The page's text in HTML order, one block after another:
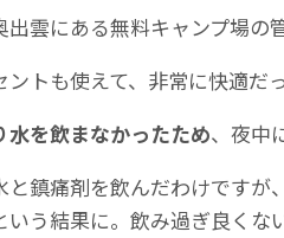
雲にある無料キャンプ場の
ントも使えて、非常に快適だ
水を飲まなかったため、夜中
と鎮痛剤を飲んだわけです
う結果に。飲み過ぎ良くな